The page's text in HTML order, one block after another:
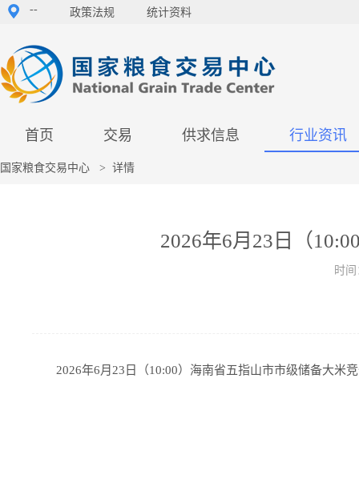
-- 政策法规 统计资料
首页 交易 供求信息 行业资讯
国家粮食交易中心 > 详情
2026年6月23日（
时
2026年6月23日（10:00）海南省五指山市市级储备大米